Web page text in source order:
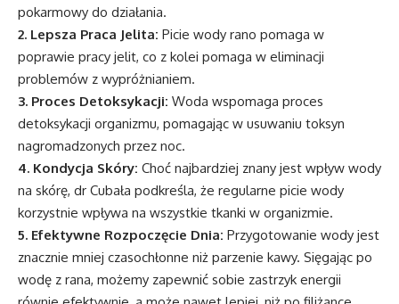
pokarmowy do działania.
2. Lepsza Praca Jelita: Picie wody rano pomaga w
poprawie pracy jelit, co z kolei pomaga w eliminacji
problemów z wypróżnianiem.
3. Proces Detoksykacji: Woda wspomaga proces
detoksykacji organizmu, pomagając w usuwaniu toksyn
nagromadzonych przez noc.
4. Kondycja Skóry: Choć najbardziej znany jest wpływ wody
na skórę, dr Cubała podkreśla, że regularne picie wody
korzystnie wpływa na wszystkie tkanki w organizmie.
5. Efektywne Rozpoczęcie Dnia: Przygotowanie wody jest
znacznie mniej czasochłonne niż parzenie kawy. Sięgając po
wodę z rana, możemy zapewnić sobie zastrzyk energii